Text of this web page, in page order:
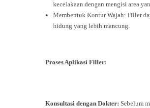
kecelakaan dengan mengisi area
Membentuk Kontur Wajah: Filler
hidung yang lebih mancung.
Proses Aplikasi Filler:
Konsultasi dengan Dokter: Sebelum